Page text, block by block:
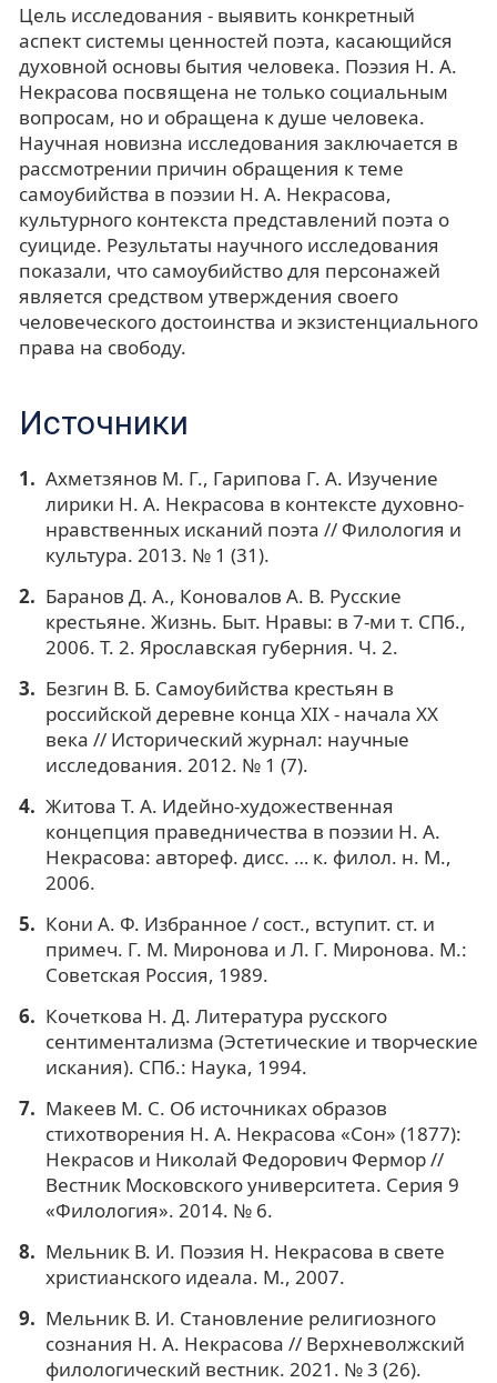
Цель исследования - выявить конкретный
аспект системы ценностей поэта, касающийся
духовной основы бытия человека. Поэзия Н. А.
Некрасова посвящена не только социальным
вопросам, но и обращена к душе человека.
Научная новизна исследования заключается в
рассмотрении причин обращения к теме
самоубийства в поэзии Н. А. Некрасова,
культурного контекста представлений поэта о
суициде. Результаты научного исследования
показали, что самоубийство для персонажей
является средством утверждения своего
человеческого достоинства и экзистенциального
права на свободу.
Источники
Ахметзянов М. Г., Гарипова Г. А. Изучение
лирики Н. А. Некрасова в контексте духовно-
нравственных исканий поэта // Филология и
культура. 2013. № 1 (31).
Баранов Д. А., Коновалов А. В. Русские
крестьяне. Жизнь. Быт. Нравы: в 7-ми т. СПб.,
2006. Т. 2. Ярославская губерния. Ч. 2.
Безгин В. Б. Самоубийства крестьян в
российской деревне конца XIX - начала XX
века // Исторический журнал: научные
исследования. 2012. № 1 (7).
Житова Т. А. Идейно-художественная
концепция праведничества в поэзии Н. А.
Некрасова: автореф. дисс. … к. филол. н. М.,
2006.
Кони А. Ф. Избранное / сост., вступит. ст. и
примеч. Г. М. Миронова и Л. Г. Миронова. М.:
Советская Россия, 1989.
Кочеткова Н. Д. Литература русского
сентиментализма (Эстетические и творческие
искания). СПб.: Наука, 1994.
Макеев М. С. Об источниках образов
стихотворения Н. А. Некрасова «Сон» (1877):
Некрасов и Николай Федорович Фермор //
Вестник Московского университета. Серия 9
«Филология». 2014. № 6.
Мельник В. И. Поэзия Н. Некрасова в свете
христианского идеала. М., 2007.
Мельник В. И. Становление религиозного
сознания Н. А. Некрасова // Верхневолжский
филологический вестник. 2021. № 3 (26).